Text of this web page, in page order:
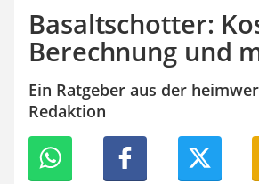
Smart-Home-Rauchmelder
Schlüsseltresor
Überwachungskameras außen
Reizstromgerät
Infrarot-Thermometer
GPS-Tracker
Heizkissen
Digitale Zeitschaltuhr
Basaltschotter:
Berechnung und
Ein Ratgeber aus der
Redaktion